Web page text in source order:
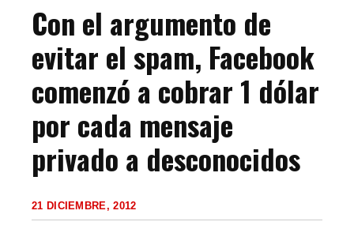
Con el argumento de
evitar el spam, Facebook
comenzó a cobrar 1 dólar
por cada mensaje
privado a desconocidos
21 DICIEMBRE, 2012